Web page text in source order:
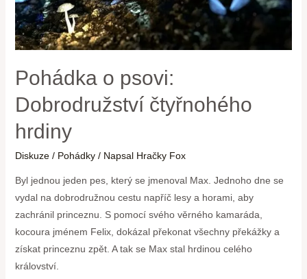
Pohádka o psovi:
Dobrodružství čtyřnohého
hrdiny
Diskuze / Pohádky/ Napsal Hračky Fox
Byl jednou jeden pes, který se jmenoval Max. Jednoho dne se
vydal na dobrodružnou cestu napříč lesy a horami, aby
zachránil princeznu. S pomocí svého věrného kamaráda,
kocoura jménem Felix, dokázal překonat všechny překážky a
získat princeznu zpět. A tak se Max stal hrdinou celého
království.